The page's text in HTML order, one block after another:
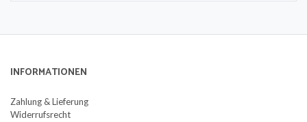
INFORMATIONEN
Zahlung & Lieferung
Widerrufsrecht